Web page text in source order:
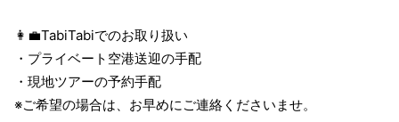
👩‍💼TabiTabiでのお取り扱い
・プライベート空港送迎の手配
・現地ツアーの予約手配
※ご希望の場合は、お早めにご連絡くださいませ。